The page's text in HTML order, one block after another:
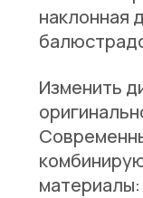
наклонная
Изменить
материалы: